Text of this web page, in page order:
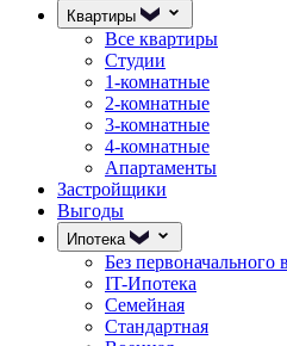
Квартиры
Все квартиры
Студии
1-комнатные
2-комнатные
3-комнатные
4-комнатные
Апартаменты
Застройщики
Выгоды
Ипотека
Без первоначального
IT-Ипотека
Семейная
Стандартная